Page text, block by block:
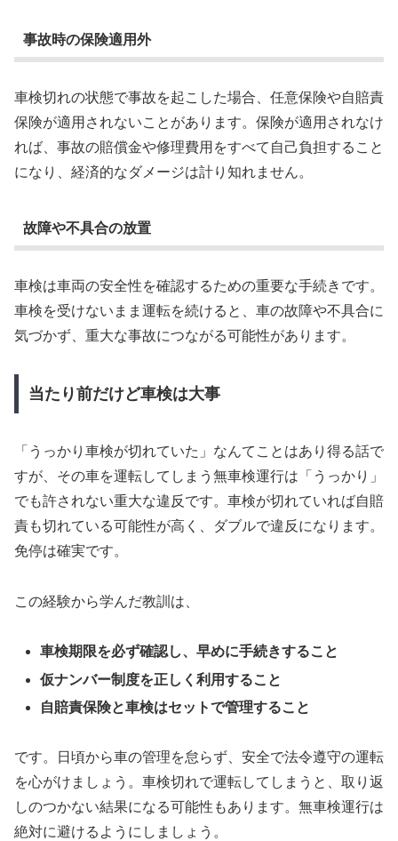
事故時の保険適用外
車検切れの状態で事故を起こした場合、任意保険や自賠責
保険が適用されないことがあります。保険が適用されなけ
れば、事故の賠償金や修理費用をすべて自己負担すること
になり、経済的なダメージは計り知れません。
故障や不具合の放置
車検は車両の安全性を確認するための重要な手続きです。
車検を受けないまま運転を続けると、車の故障や不具合に
気づかず、重大な事故につながる可能性があります。
当たり前だけど車検は大事
「うっかり車検が切れていた」なんてことはあり得る話で
すが、その車を運転してしまう無車検運行は「うっかり」
でも許されない重大な違反です。車検が切れていれば自賠
責も切れている可能性が高く、ダブルで違反になります。
免停は確実です。
この経験から学んだ教訓は、
車検期限を必ず確認し、早めに手続きすること
仮ナンバー制度を正しく利用すること
自賠責保険と車検はセットで管理すること
です。日頃から車の管理を怠らず、安全で法令遵守の運転
を心がけましょう。車検切れで運転してしまうと、取り返
しのつかない結果になる可能性もあります。無車検運行は
絶対に避けるようにしましょう。